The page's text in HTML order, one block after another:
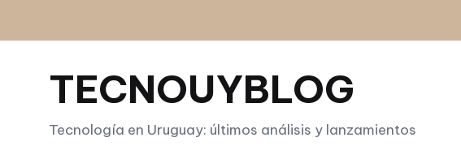
Saltar
TECNOUYBLOG
Tecnología en Uruguay: últimos análisis y lanzamientos